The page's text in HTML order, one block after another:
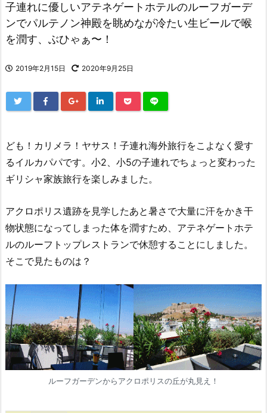
子連れに優しいアテネゲートホテルのルーフガーデ
ンでパルテノン神殿を眺めなが冷たい生ビールで喉
を潤す、ぶひゃぁ〜！
2019年2月15日 2020年9月25日
ども！カリメラ！ヤサス！子連れ海外旅行をこよなく愛す
るイルカパパです。小2、小5の子連れでちょっと変わった
ギリシャ家族旅行を楽しみました。
アクロポリス遺跡を見学したあと暑さで大量に汗をかき干
物状態になってしまった体を潤すため、アテネゲートホテ
ルのルーフトップレストランで休憩することにしました。
そこで見たものは？
ルーフガーデンからアクロポリスの丘が丸見え！